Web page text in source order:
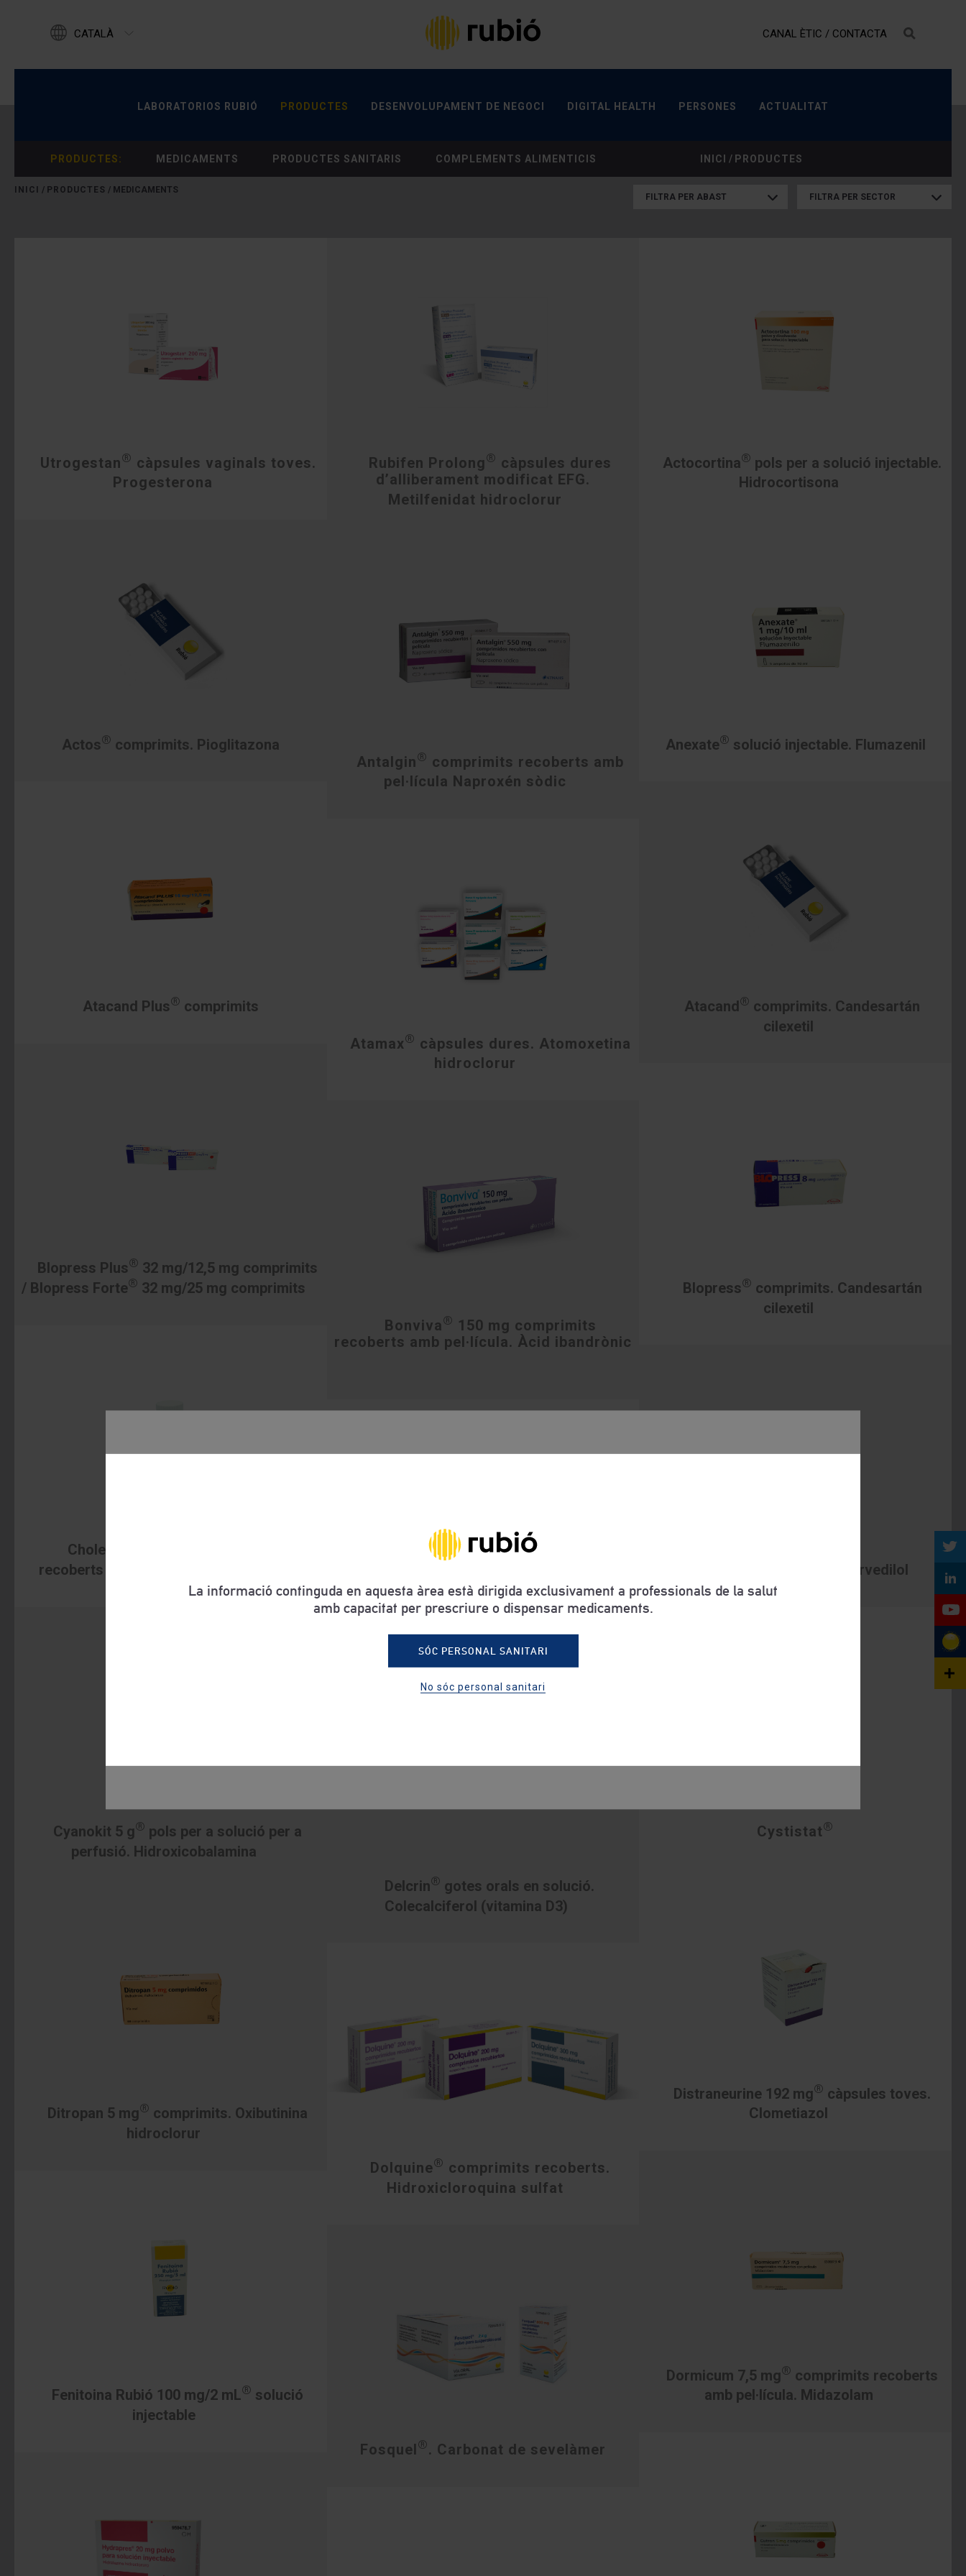
CATALÀ CANAL ÈTIC / CONTACTA
LABORATORIOS RUBIÓ PRODUCTES DESENVOLUPAMENT DE NEGOCI DIGITAL HEALTH PERSONES ACTUALITAT
PRODUCTES: MEDICAMENTS PRODUCTES SANITARIS COMPLEMENTS ALIMENTICIS INICI / PRODUCTES
INICI / PRODUCTES / MEDICAMENTS
FILTRA PER ABAST FILTRA PER SECTOR
Utrogestan® càpsules vaginals toves.
Progesterona
Rubifen Prolong® càpsules dures
d’alliberament modificat EFG.
Metilfenidat hidroclorur
Actocortina® pols per a solució injectable.
Hidrocortisona
Actos® comprimits. Pioglitazona Anexate® solució injectable. Flumazenil
Antalgin® comprimits recoberts amb
pel·lícula Naproxén sòdic
Atacand Plus® comprimits Atacand® comprimits. Candesartán
cilexetil
Atamax® càpsules dures. Atomoxetina
hidroclorur
Blopress Plus® 32 mg/12,5 mg comprimits
/ Blopress Forte® 32 mg/25 mg comprimits Blopress® comprimits. Candesartán
cilexetil
Bonviva® 150 mg comprimits
recoberts amb pel·lícula. Àcid ibandrònic
Cholestagel 625 mg
recoberts amb pel·lícula. Colesevelam
comprimits. Carvedilol
Cyanokit 5 g® pols per a solució per a
perfusió. Hidroxicobalamina
Cystistat®
Delcrin® gotes orals en solució.
Colecalciferol (vitamina D3)
Distraneurine 192 mg® càpsules toves.
Clometiazol
Ditropan 5 mg® comprimits. Oxibutinina
hidroclorur
Dolquine® comprimits recoberts.
Hidroxicloroquina sulfat
Dormicum 7,5 mg® comprimits recoberts
amb pel·lícula. Midazolam
Fenitoina Rubió 100 mg/2 mL® solució
injectable
Fosquel®. Carbonat de sevelàmer
La informació continguda en aquesta àrea està dirigida exclusivament a professionals de la salut
amb capacitat per prescriure o dispensar medicaments.
SÓC PERSONAL SANITARI
No sóc personal sanitari